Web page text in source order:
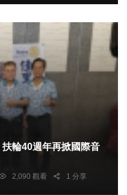
2,090 觀看 1 分享